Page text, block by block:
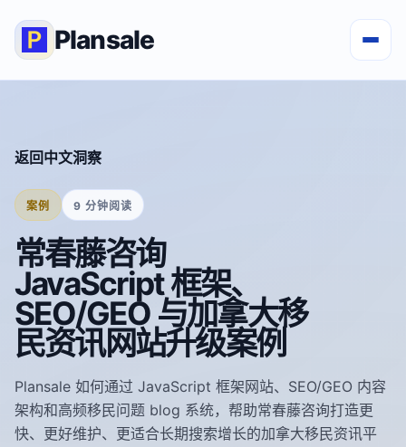
Plansale
返回中文洞察
案例 9 分钟阅读
常春藤咨询
JavaScript 框架、
SEO/GEO 与加拿大移
民资讯网站升级案例
Plansale 如何通过 JavaScript 框架网站、SEO/GEO 内容
架构和高频移民问题 blog 系统，帮助常春藤咨询打造更
快、更好维护、更适合长期搜索增长的加拿大移民资讯平